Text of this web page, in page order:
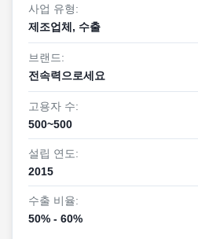
리콘 실란트, 웨더 스트립, 창
늄 프로파일과 함께 적재할 창
를 기꺼이 돕겠습니다. 이 경우
제한 내에서 완전히 적재되어
아니라 통관 수수료도 절약할
준비.
사업 유형:
제조업체, 수출
브랜드:
전속력으로세요
고용자 수:
500~500
설립 연도:
2015
수출 비율:
50% - 60%